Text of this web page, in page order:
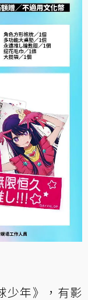
少年》，有影